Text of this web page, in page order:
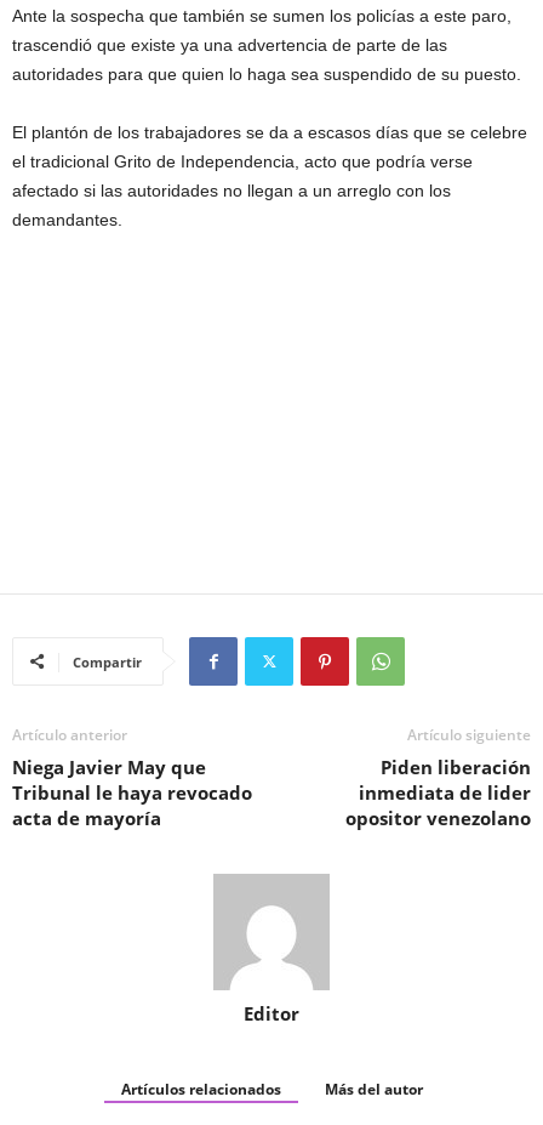
Ante la sospecha que también se sumen los policías a este paro,
trascendió que existe ya una advertencia de parte de las
autoridades para que quien lo haga sea suspendido de su puesto.
El plantón de los trabajadores se da a escasos días que se celebre
el tradicional Grito de Independencia, acto que podría verse
afectado si las autoridades no llegan a un arreglo con los
demandantes.
Compartir
Artículo anterior
Niega Javier May que
Tribunal le haya revocado
acta de mayoría
Artículo siguiente
Piden liberación
inmediata de lider
opositor venezolano
Editor
Artículos relacionados Más del autor